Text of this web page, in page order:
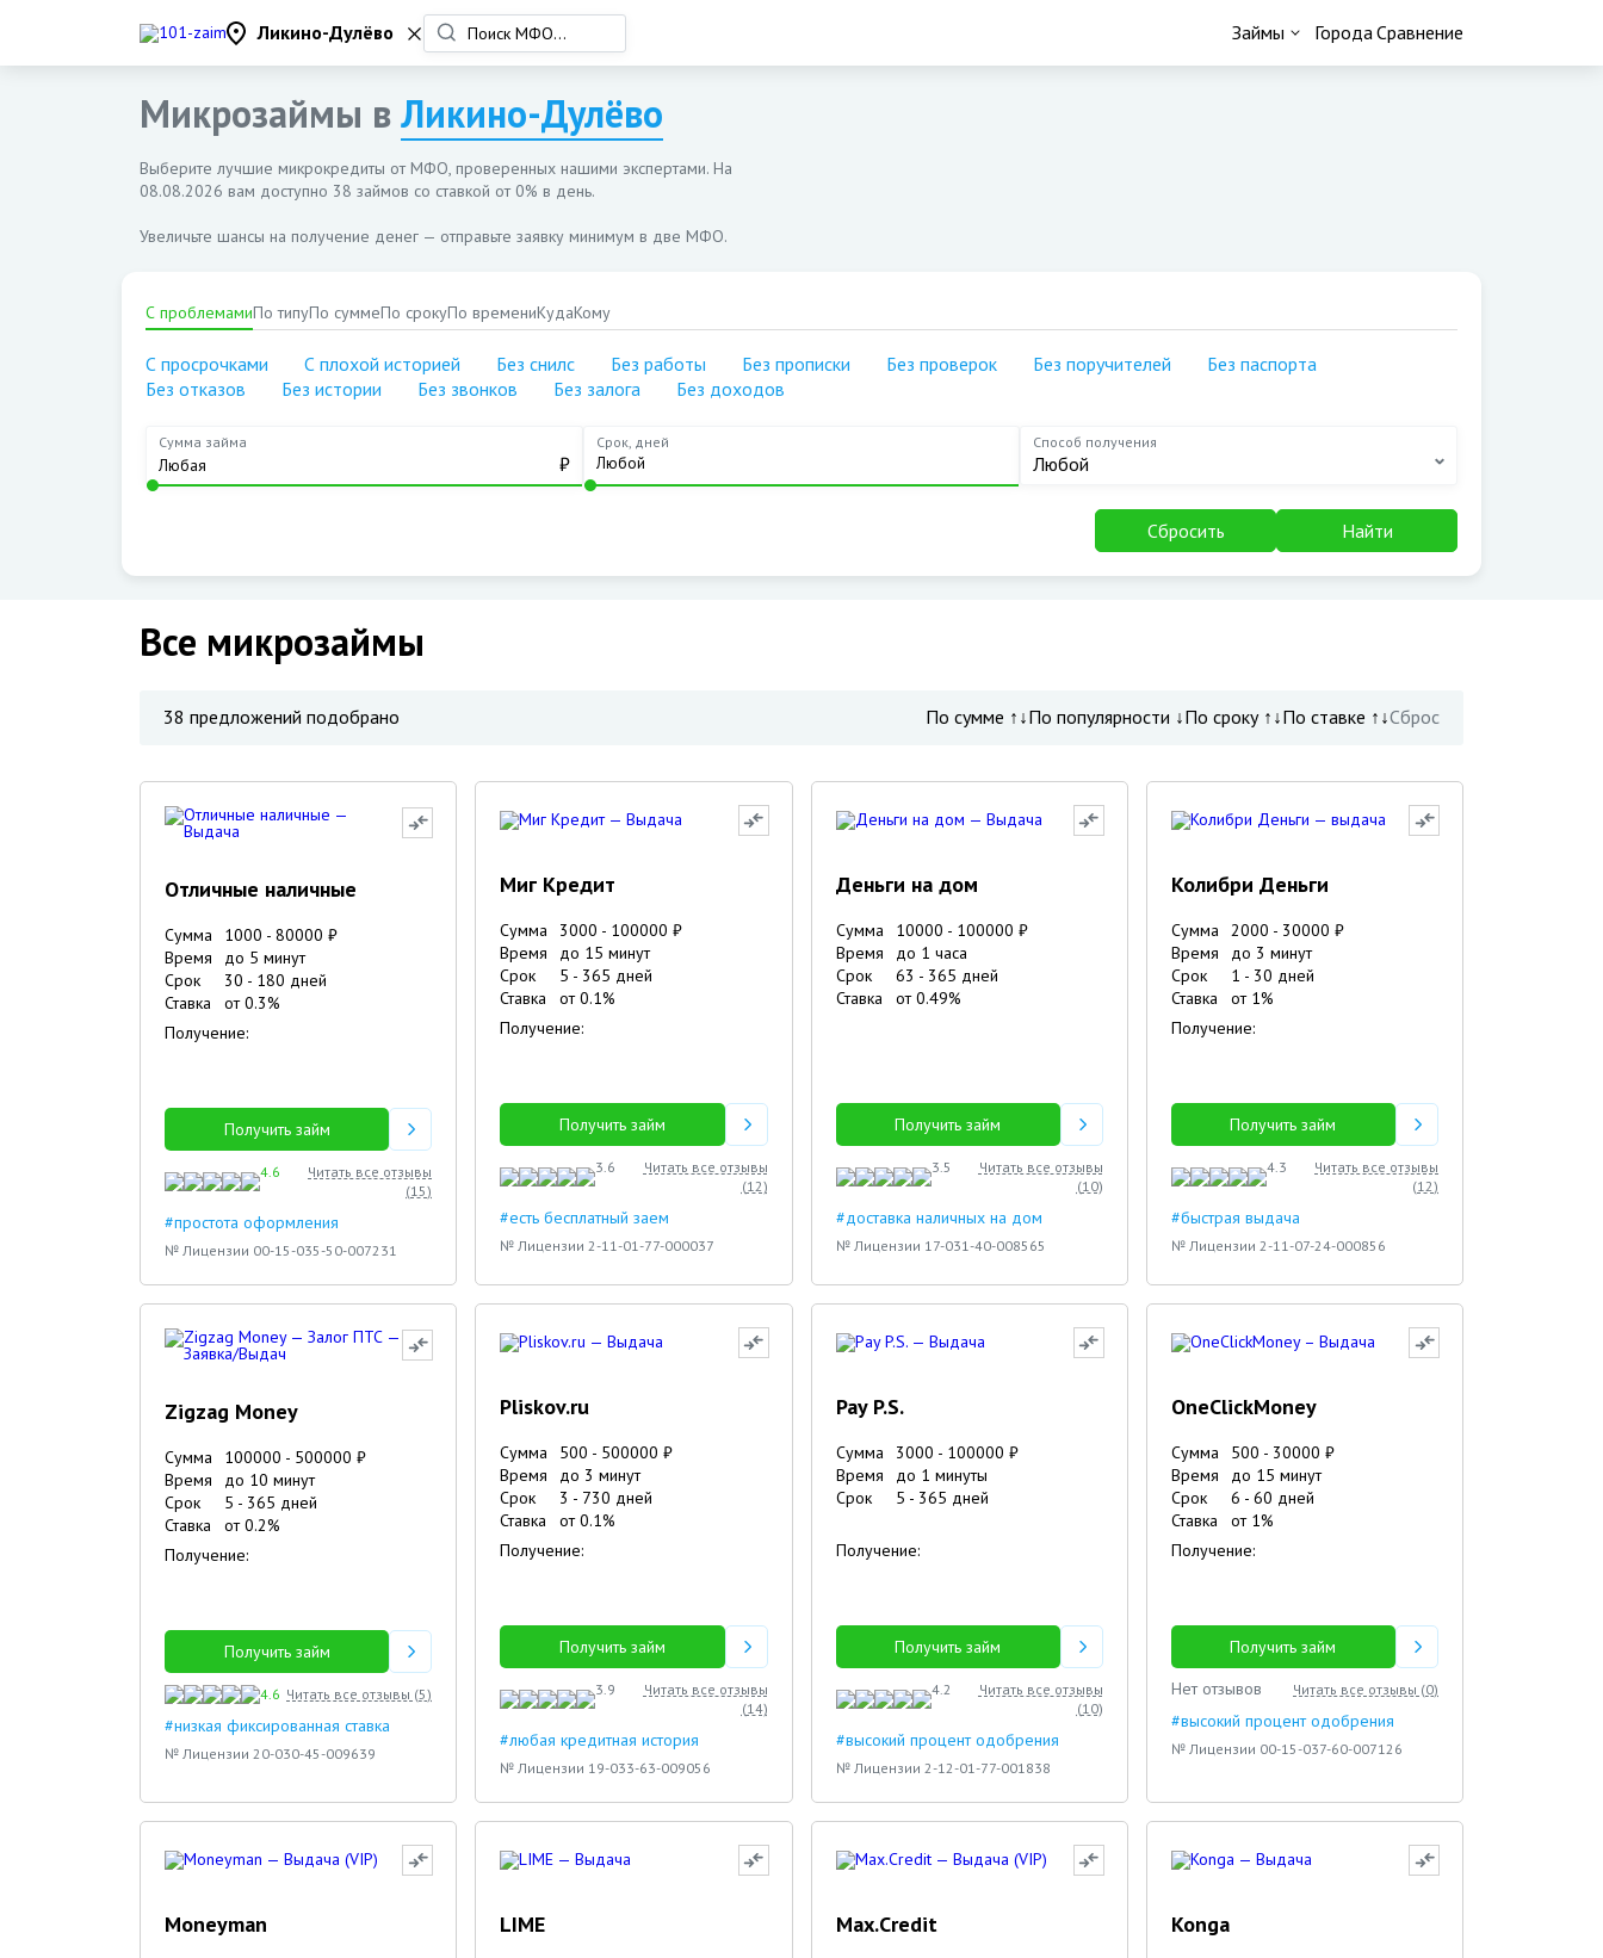
Ликино-Дулёво Займы
С просрочками
С плохой историей
Без прописки
Без отказов
Без звонков
10 000 рублей
Круглосуточно
Без карты
Студентам
Пенсионерам
ГородаСравнение
Микрозаймы вЛикино-Дулёво
Выберите лучшие микрокредиты от МФО, проверенных нашими экспертами. На
08.08.2026 вам доступно 38 займов со ставкой от 0% в день.
Увеличьте шансы на получение денег — отправьте заявку минимум в две МФО.
С проблемамиПо типуПо суммеПо срокуПо времениКудаКому
С просрочками С плохой историей Без снилс Без работы Без прописки Без проверок Без поручителей
Без паспорта
Без отказов
Без истории Без звонков Без залога Без доходов
Сумма займа
₽
Срок, дней Способ получения
Любой
Сбросить Найти
Все микрозаймы
38 предложений подобрано По сумме ↑↓По популярности ↓По сроку ↑↓По ставке ↑↓Сброс
Отличные наличные
Сумма 1000 - 80000 ₽
Время
до 5 минут
Срок
30 - 180 дней
Ставка
от0.3%
Получение:
Получить займ
4.6
Читать все отзывы
(15)
#простота оформления
№ Лицензии 00-15-035-50-007231
Миг Кредит
Сумма 3000 - 100000 ₽
Время
до 15 минут
Срок
5 - 365 дней
Ставка
от0.1%
Получение:
Получить займ
3.6
Читать все отзывы
(12)
#есть бесплатный заем
№ Лицензии 2-11-01-77-000037
Деньги на дом
Сумма 10000 - 100000 ₽
Время
до 1 часа
Срок
63 - 365 дней
Ставка
от0.49%
Получить займ
3.5
Читать все отзывы
(10)
#доставка наличных на дом
№ Лицензии 17-031-40-008565
Колибри Деньги
Сумма 2000 - 30000 ₽
Время
до 3 минут
Срок
1 - 30 дней
Ставка
от 1%
Получение:
Получить займ
4.3
Читать все отзывы
(12)
#быстрая выдача
№ Лицензии 2-11-07-24-000856
Zigzag Money
Сумма 100000 - 500000 ₽
Время
до 10 минут
Срок
5 - 365 дней
Ставка
от0.2%
Получение:
Получить займ
4.6 Читать все отзывы (5)
#низкая фиксированная ставка
№ Лицензии 20-030-45-009639
Pliskov.ru
Сумма 500 - 500000 ₽
Время
до 3 минут
Срок
3 - 730 дней
Ставка
от0.1%
Получение:
Получить займ
3.9
Читать все отзывы
(14)
#любая кредитная история
№ Лицензии 19-033-63-009056
Pay P.S.
Сумма 3000 - 100000 ₽
Время
до 1 минуты
Срок
5 - 365 дней
Получение:
Получить займ
4.2
Читать все отзывы
(10)
#высокий процент одобрения
№ Лицензии 2-12-01-77-001838
OneClickMoney
Сумма 500 - 30000 ₽
Время
до 15 минут
Срок
6 - 60 дней
Ставка
от 1%
Получение:
Получить займ
Нет отзывов
Читать все отзывы (0)
#высокий процент одобрения
№ Лицензии 00-15-037-60-007126
Moneyman LIME Max.Credit Konga